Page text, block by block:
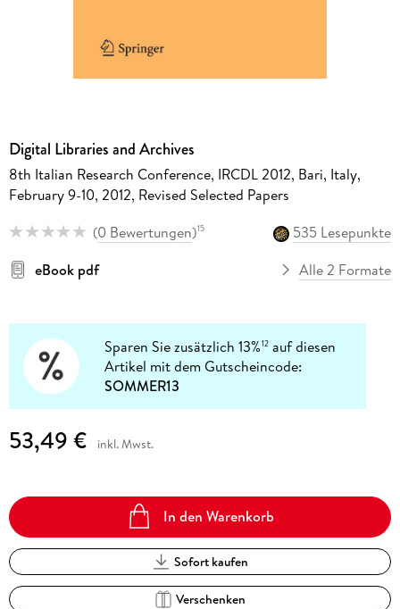
Digital Libraries and Archives
8th Italian Research Conference, IRCDL 2012, Bari, Italy,
February 9-10, 2012, Revised Selected Papers
(0 Bewertungen)15
535 Lesepunkte
eBook pdf
Alle 2 Formate
Sparen Sie zusätzlich 13%12 auf diesen
Artikel mit dem Gutscheincode:
SOMMER13
53,49 € inkl. Mwst.
In den Warenkorb
Sofort kaufen
Verschenken